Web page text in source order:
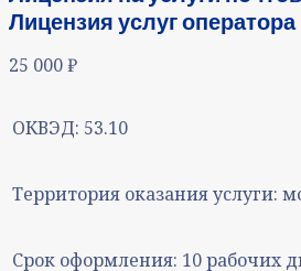
Лицензия услуг
25 000₽
ОКВЭД: 53.10
Территория оказания услуги:
Срок оформления: 10 рабочих